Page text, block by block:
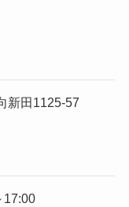
新田1125-57